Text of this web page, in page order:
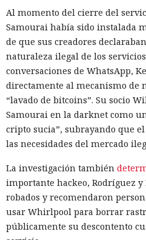
Al momento del cierre del
Samourai había sido instalada
de que sus creadores
naturaleza ilegal de los
conversaciones de WhatsApp,
directamente al mecanismo de
“lavado de bitcoins”. Su socio
Samourai en la darknet como
cripto sucia”, subrayando que
las necesidades del mercado
La investigación también
importante hackeo, Rodríguez
robados y recomendaron
usar Whirlpool para borrar
públicamente su descontento